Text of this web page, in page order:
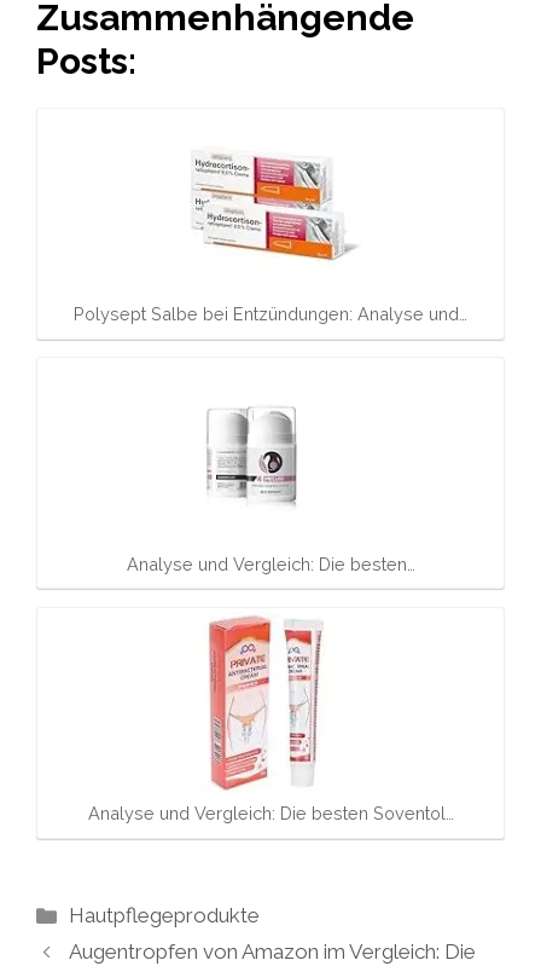
Zusammenhängende
Posts:
Polysept Salbe bei Entzündungen: Analyse und…
Analyse und Vergleich: Die besten…
Analyse und Vergleich: Die besten Soventol…
Kategorien
Hautpflegeprodukte
Augentropfen von Amazon im Vergleich: Die